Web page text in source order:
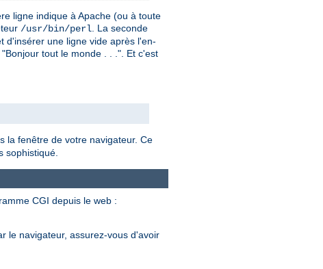
ligne indique à Apache (ou à toute
/usr/bin/perl . La seconde
d'insérer une ligne vide après l'en-
tout le monde . . .". Et c'est
la fenêtre de votre navigateur. Ce
sophistiqué.
CGI depuis le web :
le navigateur, assurez-vous d'avoir